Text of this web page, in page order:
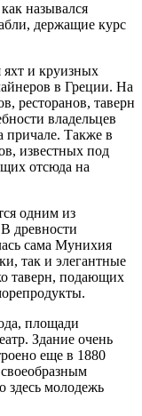
назывался
держащие курс
яхт и круизных
в Греции. На
ресторанов, таверн
владельцев
причале. Также в
известных под
отсюда на
одним из
древности
сама Мунихия
так и элегантные
таверн, подающих
площади
Здание очень
еще в 1880
здесь молодежь